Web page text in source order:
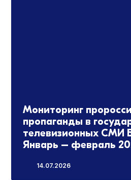
Мониторинг
пропаганды в
телевизионных СМИ
Январь – февраль
14.07.2026